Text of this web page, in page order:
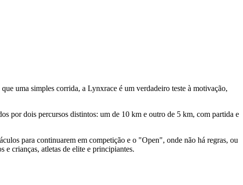
uma simples corrida, a Lynxrace é um verdadeiro teste à motivação,
por dois percursos distintos: um de 10 km e outro de 5 km, com partida e
para continuarem em competição e o "Open", onde não há regras, ou
e crianças, atletas de elite e principiantes.